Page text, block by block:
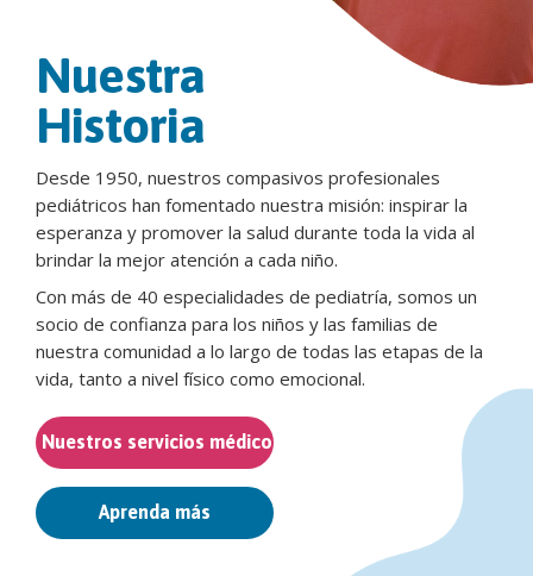
Nuestra
Historia
Desde 1950, nuestros compasivos profesionales
pediátricos han fomentado nuestra misión: inspirar la
esperanza y promover la salud durante toda la vida al
brindar la mejor atención a cada niño.
Con más de 40 especialidades de pediatría, somos un
socio de confianza para los niños y las familias de
nuestra comunidad a lo largo de todas las etapas de la
vida, tanto a nivel físico como emocional.
Nuestros servicios médicos
Aprenda más